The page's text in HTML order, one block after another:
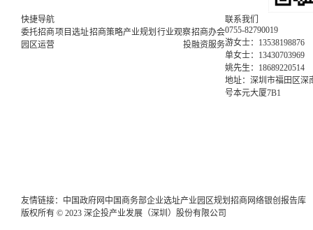
快捷导航
委托招商项目选址招商策略产业规划 行业观察招商办会
园区运营
投融资服务
联系我们
0755-82790019
游女士：13538198876
单女士：13430703969
姚先生：18689220514
地址：深圳市福田区深
号本元大厦7B1
友情链接： 中国政府网 中国商务部企业选址产业园区规划 招商网络银创报告库
版权所有 © 2023 深企投产业发展（深圳）股份有限公司